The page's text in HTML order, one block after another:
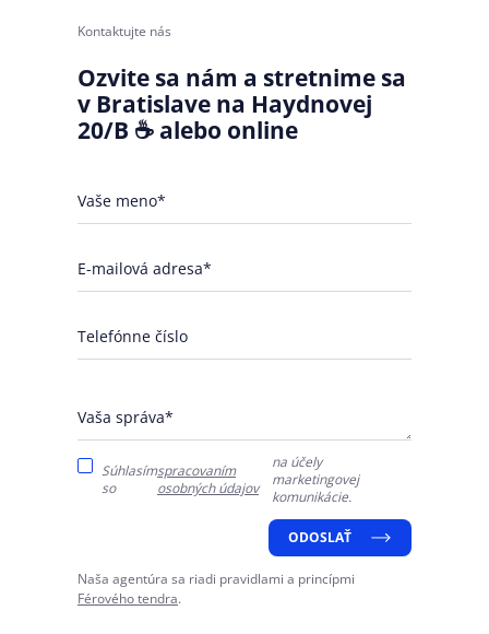
Kontaktujte nás
Ozvite sa nám a stretnime sa
v Bratislave na Haydnovej
20/B ☕ alebo online
Vaše meno*
E-mailová adresa*
Telefónne číslo
Vaša správa*
Súhlasím
so
spracovaním
osobných údajov
na účely
marketingovej
komunikácie.
ODOSLAŤ
Naša agentúra sa riadi pravidlami a princípmi
Férového tendra.